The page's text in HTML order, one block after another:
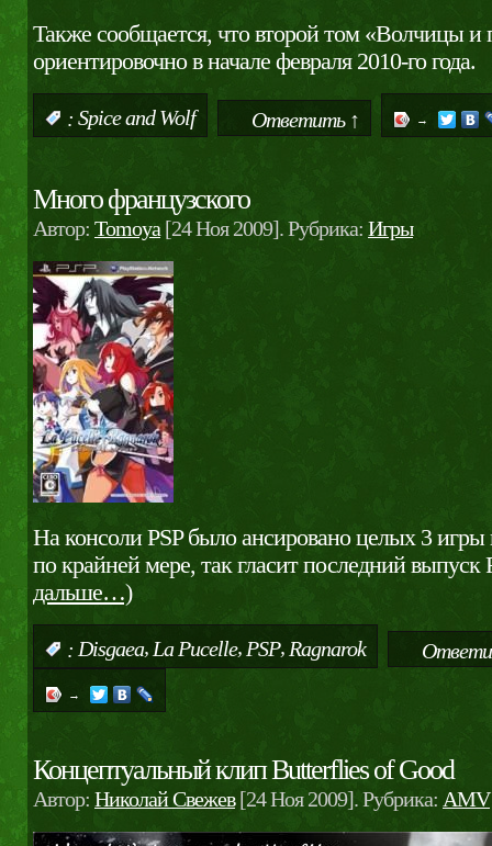
Также сообщается, что второй том «Волчицы и
ориентировочно в начале февраля 2010-го года.
: Spice and Wolf Ответить ↑ →
Много французского
Автор: Tomoya [24 Ноя 2009]. Рубрика: Игры
На консоли PSP было ансировано целых 3 игры
по крайней мере, так гласит последний выпуск
дальше…)
: Disgaea,La Pucelle,PSP,Ragnarok
→
Концептуальный клип Butterflies of Good
Автор: Николай Свежев[24 Ноя 2009]. Рубрика: AMV